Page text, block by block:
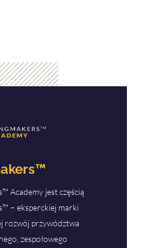
Academy jest częścią
– eksperckiej marki
rozwój przywództwa
zespołowego